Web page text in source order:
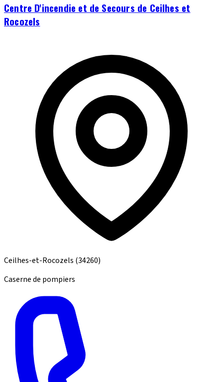
Centre D'incendie et de Secours de Ceilhes et
Rocozels
Ceilhes-et-Rocozels (34260)
Caserne de pompiers